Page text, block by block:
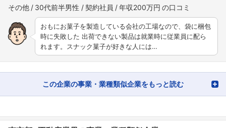
その他 30代前半男性 契約社員 年収200万円
おもにお菓子を製造している会社の工場なので、袋に梱包
時に失敗した 出荷できない製品は就業時に従業員に配ら
れます。スナック菓子が好きな人には…
この企業の事業・業種類似企業をもっと読む